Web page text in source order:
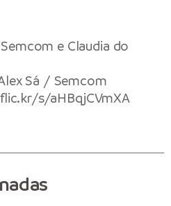
e Claudia do
Sá / Semcom
s/aHBqjCVmXA